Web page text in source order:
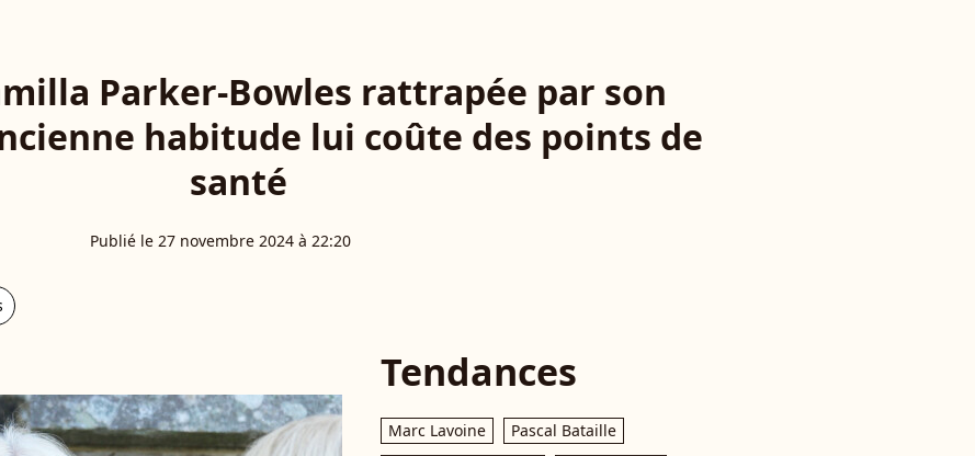
Parker-Bowles rattrapée par son
habitude lui coûte des points de
santé
Publié le 27 novembre 2024 à 22:20
Tendances
Marc Lavoine
Pascal Bataille